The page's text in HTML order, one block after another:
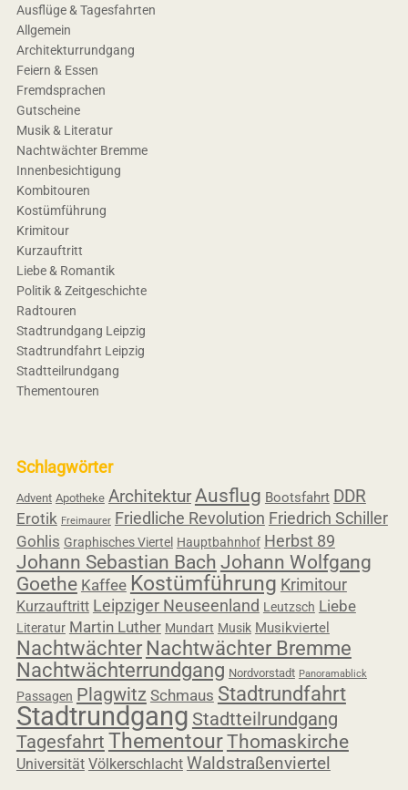
Ausflüge & Tagesfahrten
Allgemein
Architekturrundgang
Feiern & Essen
Fremdsprachen
Gutscheine
Musik & Literatur
Nachtwächter Bremme
Innenbesichtigung
Kombitouren
Kostümführung
Krimitour
Kurzauftritt
Liebe & Romantik
Politik & Zeitgeschichte
Radtouren
Stadtrundgang Leipzig
Stadtrundfahrt Leipzig
Stadtteilrundgang
Thementouren
Schlagwörter
Advent Apotheke ArchitekturAusflug Bootsfahrt DDR
Erotik Freimaurer Friedliche Revolution Friedrich Schiller
Gohlis Graphisches Viertel Hauptbahnhof Herbst 89
Johann Sebastian Bach Johann Wolfgang
Goethe Kaffee Kostümführung Krimitour
Kurzauftritt Leipziger Neuseenland Leutzsch Liebe
Literatur Martin Luther Mundart Musik Musikviertel
NachtwächterNachtwächter Bremme
Nachtwächterrundgang Nordvorstadt Panoramablick
Passagen Plagwitz Schmaus Stadtrundfahrt
Stadtrundgang Stadtteilrundgang
Tagesfahrt ThementourThomaskirche
Universität Völkerschlacht Waldstraßenviertel